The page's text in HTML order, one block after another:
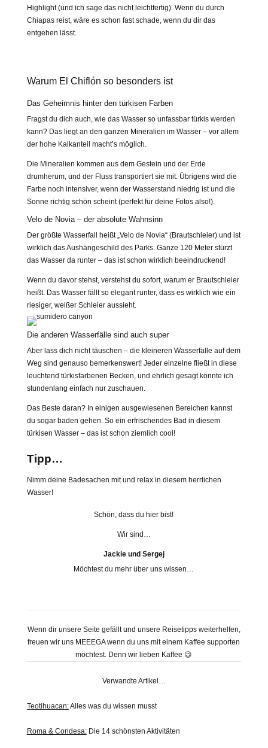
Highlight (und ich sage das nicht leichtfertig). Wenn du durch
Chiapas reist, wäre es schon fast schade, wenn du dir das
entgehen lässt.
Warum El Chiflón so besonders ist
Das Geheimnis hinter den türkisen Farben
Fragst du dich auch, wie das Wasser so unfassbar türkis werden
kann? Das liegt an den ganzen Mineralien im Wasser – vor allem
der hohe Kalkanteil macht’s möglich.
Die Mineralien kommen aus dem Gestein und der Erde
drumherum, und der Fluss transportiert sie mit. Übrigens wird die
Farbe noch intensiver, wenn der Wasserstand niedrig ist und die
Sonne richtig schön scheint (perfekt für deine Fotos also!).
Velo de Novia – der absolute Wahnsinn
Der größte Wasserfall heißt „Velo de Novia“ (Brautschleier) und ist
wirklich das Aushängeschild des Parks. Ganze 120 Meter stürzt
das Wasser da runter – das ist schon wirklich beeindruckend!
Wenn du davor stehst, verstehst du sofort, warum er Brautschleier
heißt. Das Wasser fällt so elegant runter, dass es wirklich wie ein
riesiger, weißer Schleier aussieht.
Die anderen Wasserfälle sind auch super
Aber lass dich nicht täuschen – die kleineren Wasserfälle auf dem
Weg sind genauso bemerkenswert! Jeder einzelne fließt in diese
leuchtend türkisfarbenen Becken, und ehrlich gesagt könnte ich
stundenlang einfach nur zuschauen.
Das Beste daran? In einigen ausgewiesenen Bereichen kannst
du sogar baden gehen. So ein erfrischendes Bad in diesem
türkisen Wasser – das ist schon ziemlich cool!
Tipp…
Nimm deine Badesachen mit und relax in diesem herrlichen
Wasser!
Schön, dass du hier bist!
Wir sind…
Jackie und Sergej
Möchtest du mehr über uns wissen…
Wenn dir unsere Seite gefällt und unsere Reisetipps weiterhelfen,
freuen wir uns MEEEGA wenn du uns mit einem Kaffee supporten
möchtest. Denn wir lieben Kaffee 😉
Verwandte Artikel…
Teotihuacan:Alles was du wissen musst
Roma & Condesa:Die 14 schönsten Aktivitäten